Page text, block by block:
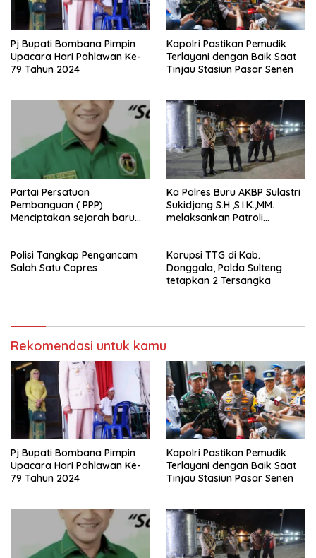
Pj Bupati Bombana Pimpin
Upacara Hari Pahlawan Ke-
79 Tahun 2024
Kapolri Pastikan Pemudik
Terlayani dengan Baik Saat
Tinjau Stasiun Pasar Senen
Partai Persatuan
Pembanguan ( PPP)
Menciptakan sejarah baru
Buru (Namlea).
Ka Polres Buru AKBP Sulastri
Sukidjang S.H.,S.I.K.,MM.
melaksankan Patroli
Polisi Tangkap Pengancam
Salah Satu Capres
Korupsi TTG di Kab.
Donggala, Polda Sulteng
tetapkan 2 Tersangka
Rekomendasi untuk kamu
Pj Bupati Bombana Pimpin
Upacara Hari Pahlawan Ke-
79 Tahun 2024
Kapolri Pastikan Pemudik
Terlayani dengan Baik Saat
Tinjau Stasiun Pasar Senen